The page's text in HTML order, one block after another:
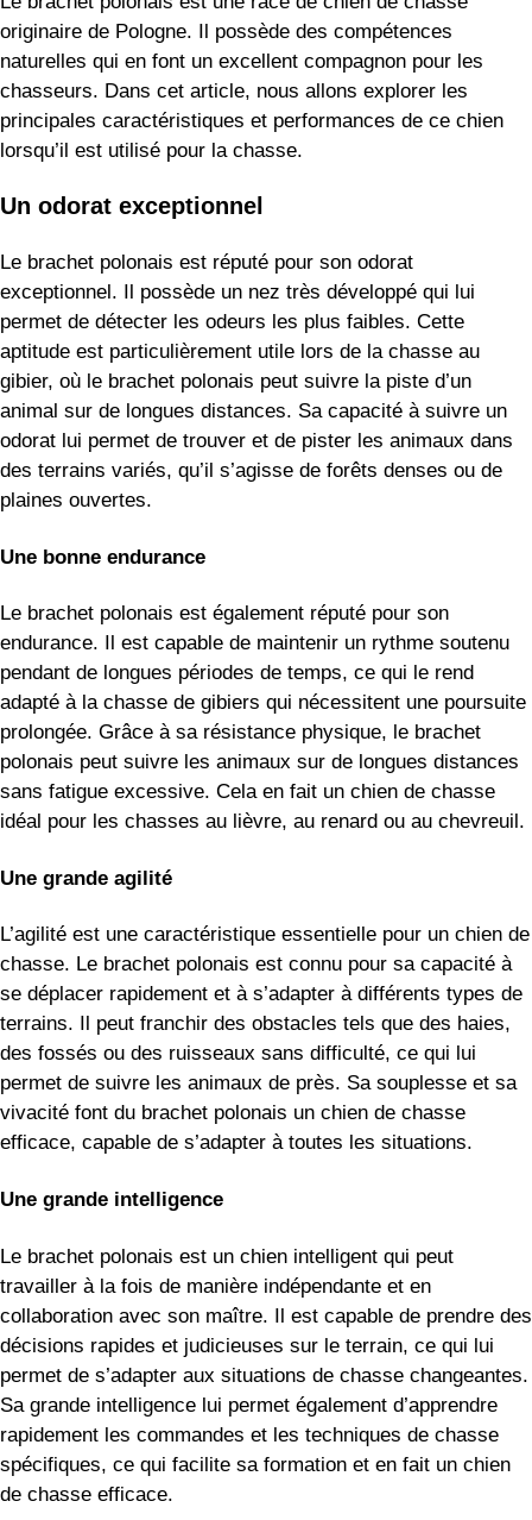
originaire de Pologne. Il possède des compétences
naturelles qui en font un excellent compagnon pour les
chasseurs. Dans cet article, nous allons explorer les
principales caractéristiques et performances de ce chien
lorsqu’il est utilisé pour la chasse.
Un odorat exceptionnel
Le brachet polonais est réputé pour son odorat
exceptionnel. Il possède un nez très développé qui lui
permet de détecter les odeurs les plus faibles. Cette
aptitude est particulièrement utile lors de la chasse au
gibier, où le brachet polonais peut suivre la piste d’un
animal sur de longues distances. Sa capacité à suivre un
odorat lui permet de trouver et de pister les animaux dans
des terrains variés, qu’il s’agisse de forêts denses ou de
plaines ouvertes.
Une bonne endurance
Le brachet polonais est également réputé pour son
endurance. Il est capable de maintenir un rythme soutenu
pendant de longues périodes de temps, ce qui le rend
adapté à la chasse de gibiers qui nécessitent une poursuite
prolongée. Grâce à sa résistance physique, le brachet
polonais peut suivre les animaux sur de longues distances
sans fatigue excessive. Cela en fait un chien de chasse
idéal pour les chasses au lièvre, au renard ou au chevreuil.
Une grande agilité
L’agilité est une caractéristique essentielle pour un chien de
chasse. Le brachet polonais est connu pour sa capacité à
se déplacer rapidement et à s’adapter à différents types de
terrains. Il peut franchir des obstacles tels que des haies,
des fossés ou des ruisseaux sans difficulté, ce qui lui
permet de suivre les animaux de près. Sa souplesse et sa
vivacité font du brachet polonais un chien de chasse
efficace, capable de s’adapter à toutes les situations.
Une grande intelligence
Le brachet polonais est un chien intelligent qui peut
travailler à la fois de manière indépendante et en
collaboration avec son maître. Il est capable de prendre des
décisions rapides et judicieuses sur le terrain, ce qui lui
permet de s’adapter aux situations de chasse changeantes.
Sa grande intelligence lui permet également d’apprendre
rapidement les commandes et les techniques de chasse
spécifiques, ce qui facilite sa formation et en fait un chien
de chasse efficace.